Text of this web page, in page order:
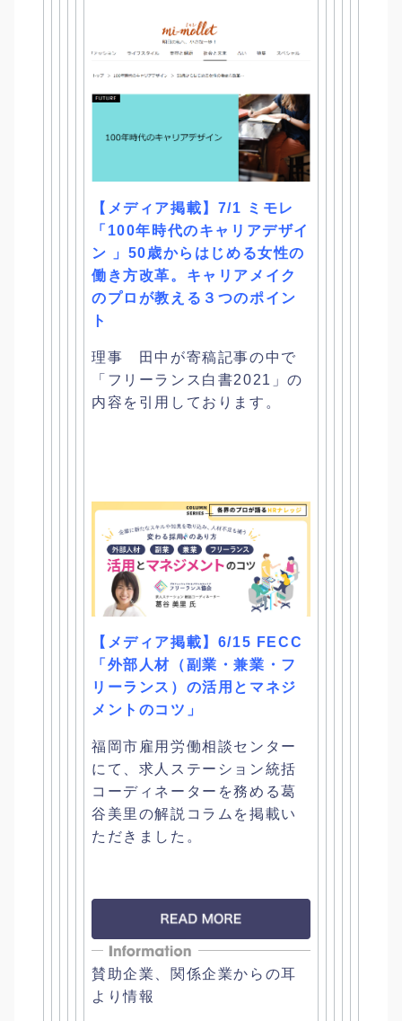
【メディア掲載】7/1 ミモレ
「100年時代のキャリアデザイ
ン 」50歳からはじめる女性の
働き方改革。 キャリアメイク
のプロが教える３つのポイン
ト
理事 田中が寄稿記事の中で
「フリーランス白書2021」の
内容を引用しております。
【メディア掲載】6/15 FECC
「外部人材（副業・兼業・フ
リーランス） の活用とマネジ
メントのコツ」
福岡市雇用労働相談センター
にて、 求人ステーション統括
コーディネーターを務める葛
谷美里の解説コ ラムを掲載い
ただきました。
賛助企業、関係企業からの耳
より情報